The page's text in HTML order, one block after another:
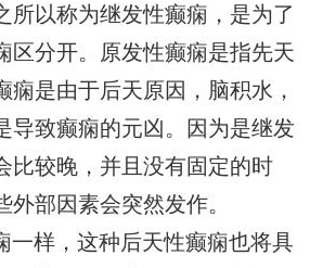
所以称为继发性癫痫，是为了
区分开。原发性癫痫是指先天
痫是由于后天原因，脑积水，
导致癫痫的元凶。因为是继发
比较晚，并且没有固定的时
外部因素会突然发作。
一样，这种后天性癫痫也将具